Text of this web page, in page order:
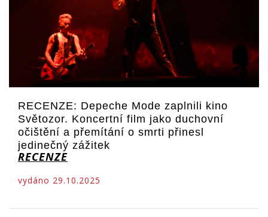
RECENZE: Depeche Mode zaplnili kino
Světozor. Koncertní film jako duchovní
očištění a přemítání o smrti přinesl
jedinečný zážitek
RECENZE
vydáno 29.10.2025